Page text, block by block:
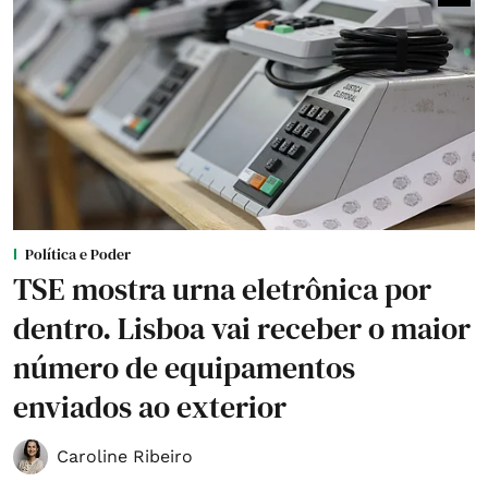
Política e Poder
TSE mostra urna eletrônica por
dentro. Lisboa vai receber o maior
número de equipamentos
enviados ao exterior
Caroline Ribeiro